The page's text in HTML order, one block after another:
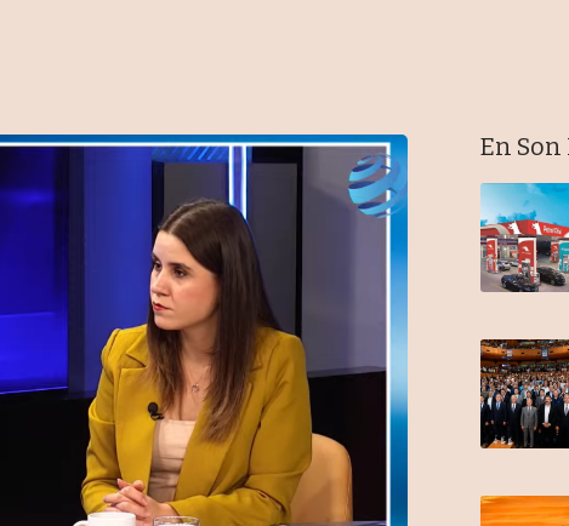
En